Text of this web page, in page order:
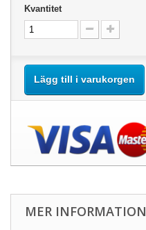
Kvantitet
Lägg till i varukorgen
MER INFORMATION